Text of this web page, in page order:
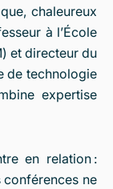
chaleureux
à l’École
et directeur du
de technologie
expertise
en relation :
conférences ne